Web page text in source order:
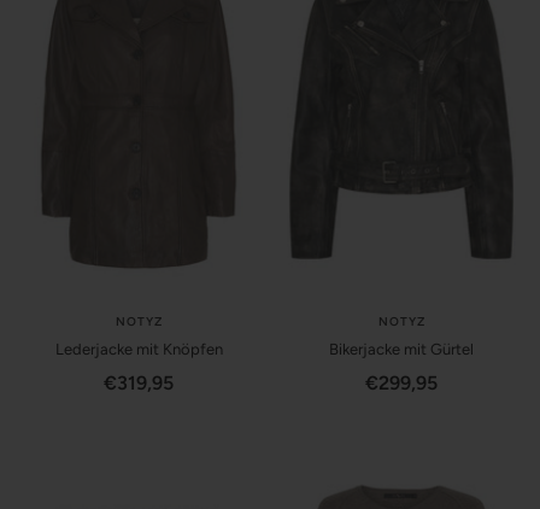
NOTYZ
Lederjacke mit Knöpfen
Angebotspreis
€319,95
NOTYZ
Bikerjacke mit Gürtel
Angebotspreis
€299,95